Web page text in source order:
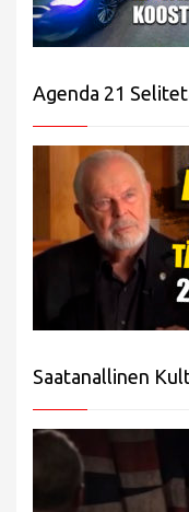
Agenda 21
Saatanallinen